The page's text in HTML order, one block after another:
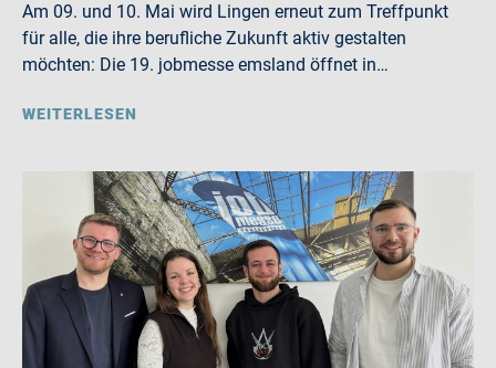
Am 09. und 10. Mai wird Lingen erneut zum Treffpunkt
für alle, die ihre berufliche Zukunft aktiv gestalten
möchten: Die 19. jobmesse emsland öffnet in…
WEITERLESEN